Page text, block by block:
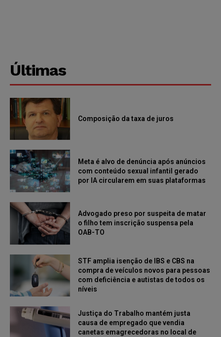
Últimas
Composição da taxa de juros
Meta é alvo de denúncia após anúncios
com conteúdo sexual infantil gerado
por IA circularem em suas plataformas
Advogado preso por suspeita de matar
o filho tem inscrição suspensa pela
OAB-TO
STF amplia isenção de IBS e CBS na
compra de veículos novos para pessoas
com deficiência e autistas de todos os
níveis
Justiça do Trabalho mantém justa
causa de empregado que vendia
canetas emagrecedoras no local de